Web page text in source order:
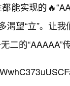
能实现的
渴望“立”。让
二的“AAAAA”